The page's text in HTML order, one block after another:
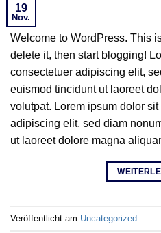
19
Nov.
Welcome to WordPress. This
delete it, then start blogging!
consectetuer adipiscing elit,
euismod tincidunt ut laoreet
volutpat. Lorem ipsum dolor
adipiscing elit, sed diam
ut laoreet dolore magna
Veröffentlicht am Uncategorized